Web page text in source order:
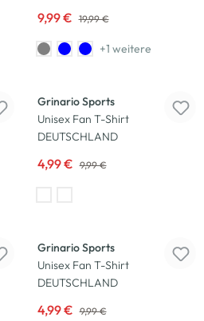
9,99 € 19,99 €
+1 weitere
Grinario Sports
Unisex Fan T-Shirt
DEUTSCHLAND
4,99 € 9,99 €
Grinario Sports
Unisex Fan T-Shirt
DEUTSCHLAND
4,99 € 9,99 €